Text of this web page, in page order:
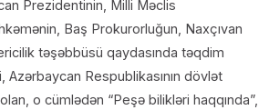
Prezidentinin, Milli Məclis
Baş Prokurorluğun, Naxçıvan
təşəbbüsü qaydasında təqdim
Azərbaycan Respublikasının dövlət
o cümlədən “Peşə bilikləri haqqında”,